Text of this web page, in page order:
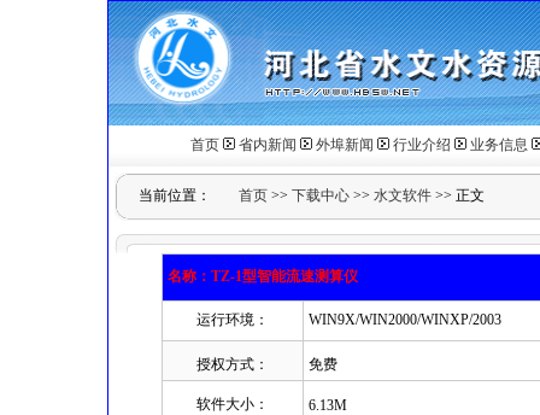
首页 省内新闻 外埠新闻 行业介绍 业务信息
当前位置： 首页 >> 下载中心 >> 水文软件 >> 正文
名称：TZ-1型智能流速测算仪
运行环境： WIN9X/WIN2000/WINXP/2003
授权方式： 免费
软件大小： 6.13M